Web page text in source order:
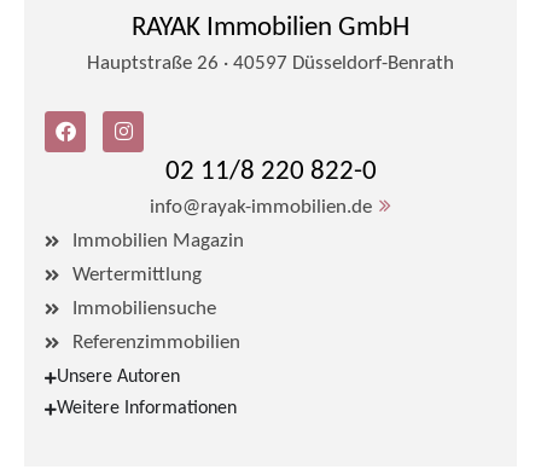
RAYAK Immobilien GmbH
Hauptstraße 26 · 40597 Düsseldorf-Benrath
02 11/8 220 822-0
info@rayak-immobilien.de
Immobilien Magazin
Wertermittlung
Immobiliensuche
Referenzimmobilien
Unsere Autoren
Weitere Informationen